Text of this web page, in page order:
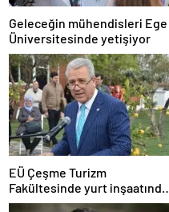
Geleceğin mühendisleri Ege
Üniversitesinde yetişiyor
EÜ Çeşme Turizm
Fakültesinde yurt inşaatında
sona gelindi